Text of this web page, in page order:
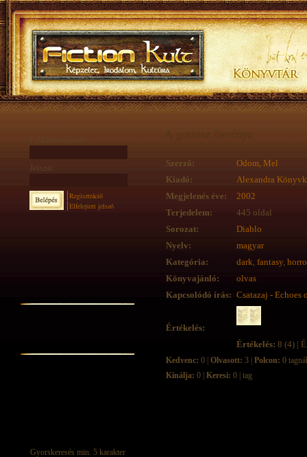
Jelszó:
Regisztráció
Elfelejtett jelszó
A gonosz ösvénye
Szerző:
Odom, Mel
Kiadó:
Alexandra
Megjelenés éve:
2002
Terjedelem:
445 oldal
Sorozat:
Diablo
Nyelv:
magyar
Kategória:
dark, fantasy,
Könyvajánló:
olvas
Kapcsolódó írás: Csatazaj - Echoes
Értékelés:
Értékelés: 8 (4) |
Kedvenc: 0 | Olvasott: 3 | Polcon: 0 tagnál
Kínálja: 0 | Keresi: 0 | tag